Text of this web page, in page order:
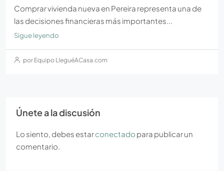
Comprar vivienda nueva en Pereira representa una de
las decisiones financieras más importantes...
Sigue leyendo
por Equipo LleguéACasa.com
Únete a la discusión
Lo siento, debes estarconectado para publicar un
comentario.